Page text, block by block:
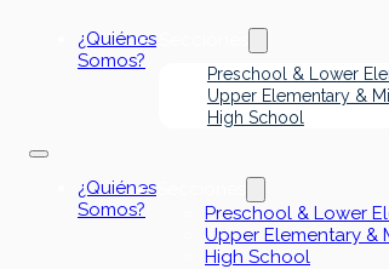
¿Quiénes
Somos?
Preschool & Lower
Upper Elementary &
High School
¿Quiénes
Somos?
Preschool & Lower
Upper Elementary &
High School